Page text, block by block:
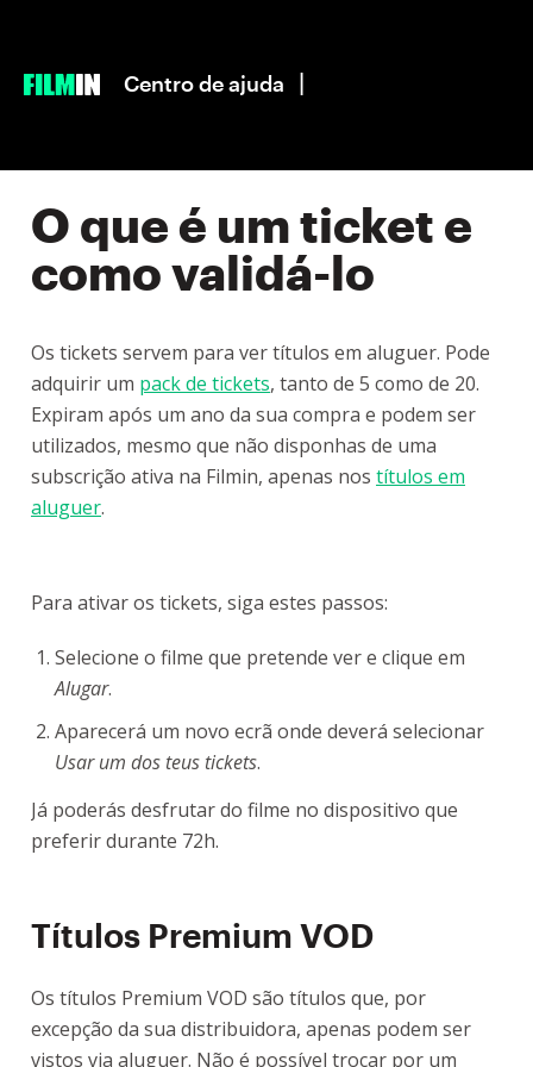
|
Centro de ajuda
O que é um ticket e
como validá-lo
Os tickets servem para ver títulos em aluguer. Pode
adquirir um pack de tickets, tanto de 5 como de 20.
Expiram após um ano da sua compra e podem ser
utilizados, mesmo que não disponhas de uma
subscrição ativa na Filmin, apenas nos títulos em
aluguer.
Para ativar os tickets, siga estes passos:
Selecione o filme que pretende ver e clique em
Alugar.
Aparecerá um novo ecrã onde deverá selecionar
Usar um dos teus tickets.
Já poderás desfrutar do filme no dispositivo que
preferir durante 72h.
Títulos Premium VOD
Os títulos Premium VOD são títulos que, por
excepção da sua distribuidora, apenas podem ser
vistos via aluguer. Não é possível trocar por um